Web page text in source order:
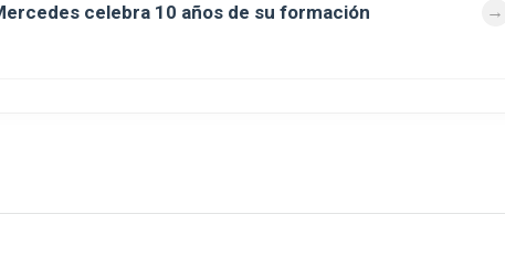
celebra 10 años de su formación